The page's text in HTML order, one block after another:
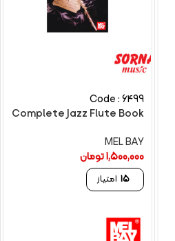
Code : 6499
Complete Jazz Flute Book
MEL BAY
1,500,000تومان
15 امتیاز